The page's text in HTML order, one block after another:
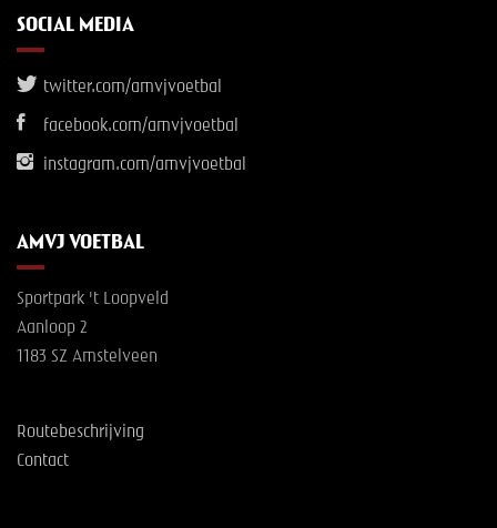
SOCIAL MEDIA
twitter.com/amvjvoetbal
facebook.com/amvjvoetbal
instagram.com/amvjvoetbal
AMVJ VOETBAL
Sportpark 't Loopveld
Aanloop 2
1183 SZ Amstelveen
Routebeschrijving
Contact